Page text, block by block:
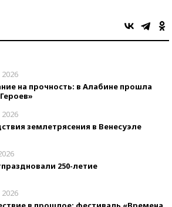
на прочность: в Алабине прошла
землетрясения в Венесуэле
250-летие